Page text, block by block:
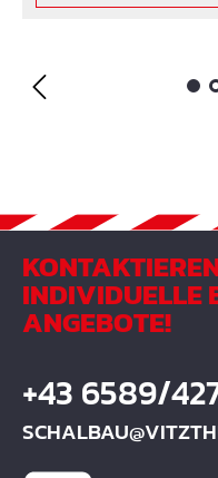
INDIVIDUELLE
ANGEBOTE!
+43 6589/